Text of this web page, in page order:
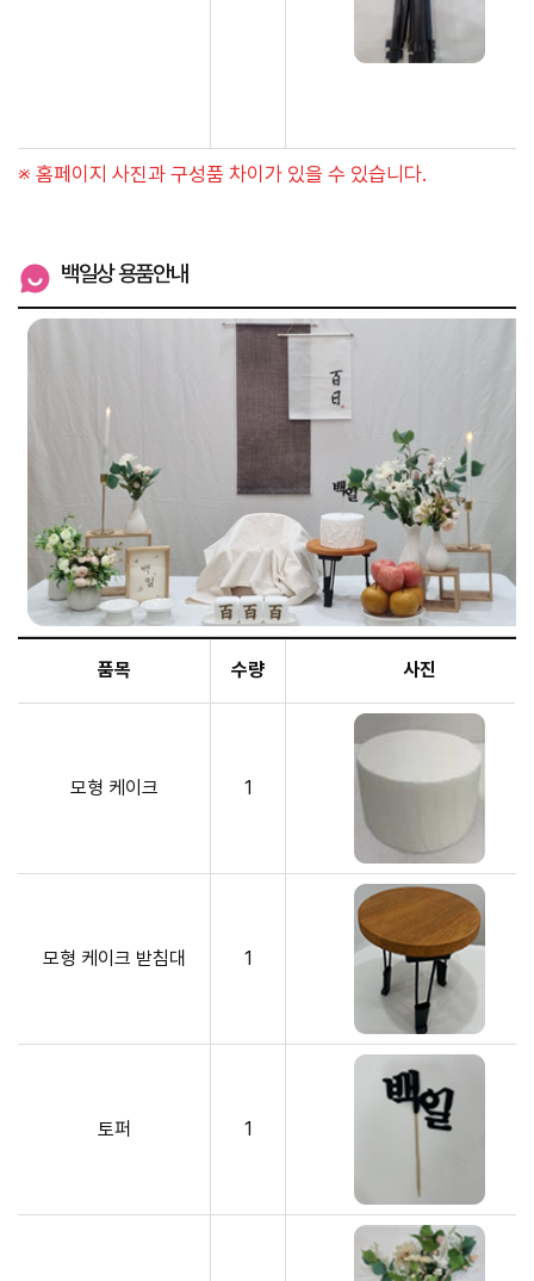
※ 홈페이지 사진과 구성품 차이가 있을 수 있습니다.
백일상 용품안내
품목 수량 사진
모형 케이크 1
모형 케이크 받침대 1
토퍼 1